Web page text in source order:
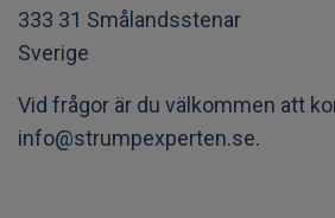
333 31 Smålandsstenar
Sverige
Vid frågor är du välkommen att
info@strumpexperten.se.